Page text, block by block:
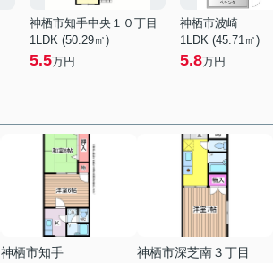
神栖市知手中央１０丁目
1LDK (50.29㎡)
5.5万円
神栖市波崎
1LDK (45.71㎡)
5.8万円
神栖市知手
神栖市深芝南３丁目